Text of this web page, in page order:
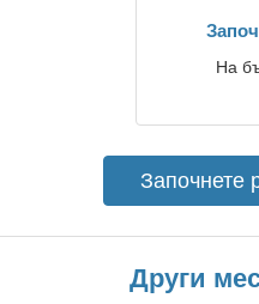
На
Започнете
Други